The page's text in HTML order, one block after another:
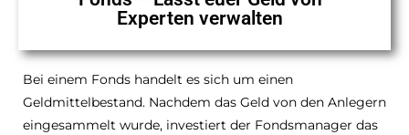
Experten verwalten
Bei einem Fonds handelt es sich um einen
Geldmittelbestand. Nachdem das Geld von den Anlegern
eingesammelt wurde, investiert der Fondsmanager das